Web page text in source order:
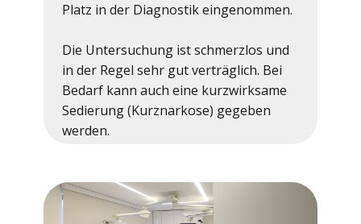
Platz in der Diagnostik eingenommen.
Die Untersuchung ist schmerzlos und
in der Regel sehr gut verträglich. Bei
Bedarf kann auch eine kurzwirksame
Sedierung (Kurznarkose) gegeben
werden.